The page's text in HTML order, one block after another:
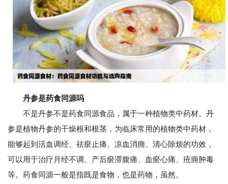
丹参是药食同源吗
不是丹参不是药食同源食品，属于一种植物类中药材。丹
参是植物丹参的干燥根和根茎，为临床常用的植物类中药材，
能够起到活血调经、祛瘀止痛、凉血消痈、清心除烦的功效，
可以用于治疗月经不调、产后瘀滞腹痛、血瘀心痛、疮痈肿毒
等。药食同源一般是指既是食物，也是药物，虽然。